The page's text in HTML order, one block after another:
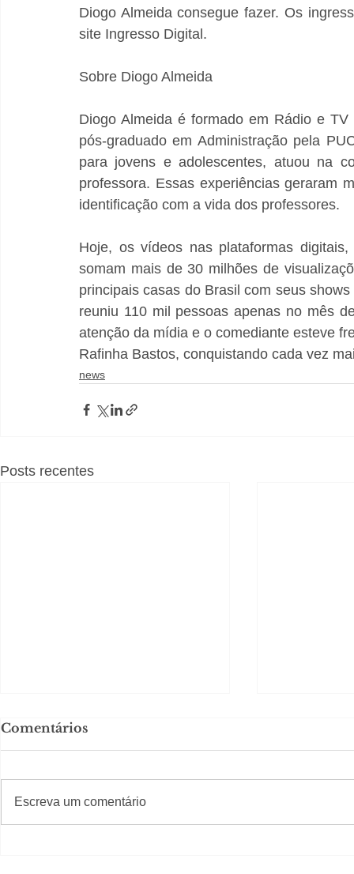
Diogo Almeida consegue fazer. Os
site Ingresso Digital.
Sobre Diogo Almeida
Diogo Almeida é formado em Rádio e
pós-graduado em Administração pela
para jovens e adolescentes, atuou na
professora. Essas experiências geraram
identificação com a vida dos professores.
Hoje, os vídeos nas plataformas
somam mais de 30 milhões de
principais casas do Brasil com seus
reuniu 110 mil pessoas apenas no mês
atenção da mídia e o comediante esteve
Rafinha Bastos, conquistando cada vez
news
Posts recentes
Comentários
Escreva um comentário
#Sugestões